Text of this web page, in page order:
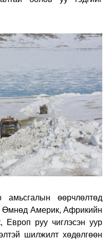
өөрчлөлтөд
Өмнөд Америк, Африкийн
Европ руу чиглэсэн уур
шилжилт хөдөлгөөн